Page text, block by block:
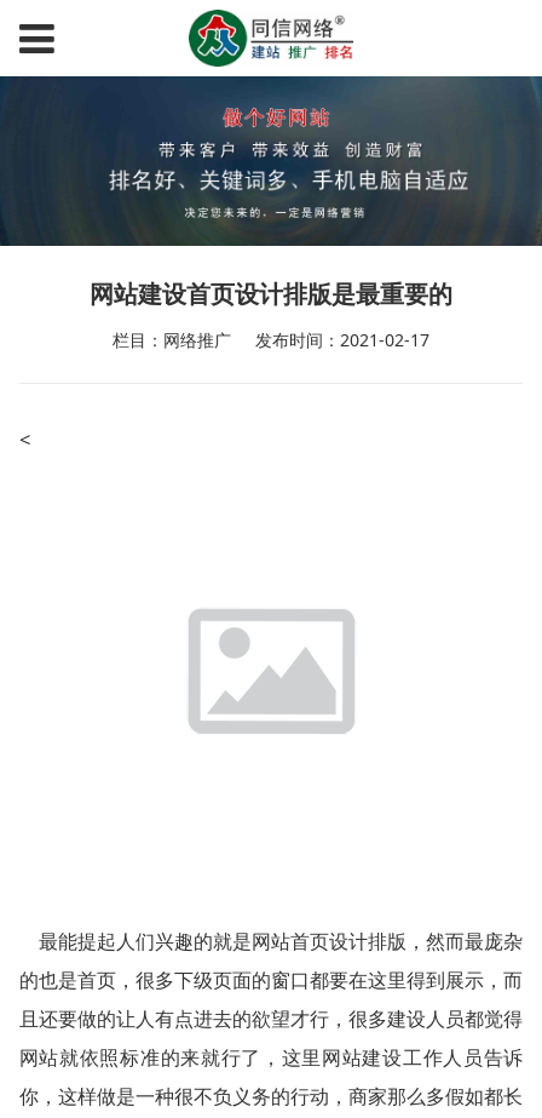
网站建设首页设计排版是最重要的
栏目：网络推广 发布时间：2021-02-17
<
最能提起人们兴趣的就是网站首页设计排版，然而最庞杂
的也是首页，很多下级页面的窗口都要在这里得到展示，而
且还要做的让人有点进去的欲望才行，很多建设人员都觉得
网站就依照标准的来就行了，这里网站建设工作人员告诉
你，这样做是一种很不负义务的行动，商家那么多假如都长